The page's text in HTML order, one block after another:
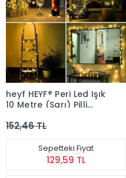
heyf HEYF® Peri Led Işık
10 Metre (Sarı) Pilli
Saçak Spot Süsleme
152,46 TL
Sepetteki Fiyat
129,59 TL